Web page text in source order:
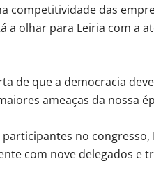
competitividade das
a olhar para Leiria com a
de que a democracia
ameaças da nossa
no congresso,
com nove delegados e